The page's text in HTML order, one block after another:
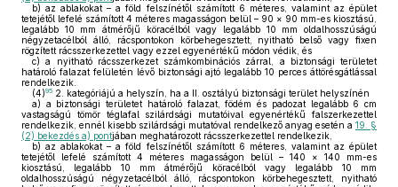
b) az ablakokat – a föld felszínétől számított 6 méteres, valamint az épület
tetejétől lefelé számított 4 méteres magasságon belül – 90 × 90 mm-es kiosztású,
legalább 10 mm átmérőjű köracélból vagy legalább 10 mm oldalhosszúságú
négyzetacélból álló, rácspontokon körbehegesztett, nyitható belső vagy fixen
rögzített rácsszerkezettel vagy ezzel egyenértékű módon védik, és
c) a nyitható rácsszerkezet számkombinációs zárral, a biztonsági területet
határoló falazat felületén lévő biztonsági ajtó legalább 10 perces áttörésgátlással
rendelkezik.
(4)95 2. kategóriájú a helyszín, ha a II. osztályú biztonsági terület helyszínén
a) a biztonsági területet határoló falazat, födém és padozat legalább 6 cm
vastagságú tömör téglafal szilárdsági mutatóival egyenértékű falszerkezettel
rendelkezik, ennél kisebb szilárdsági mutatóval rendelkező anyag esetén a 19. §
(2) bekezdés a) pontjában meghatározott rácsszerkezettel rendelkezik,
b) az ablakokat – a föld felszínétől számított 6 méteres, valamint az épület
tetejétől lefelé számított 4 méteres magasságon belül – 140 × 140 mm-es
kiosztású, legalább 10 mm átmérőjű köracélból vagy legalább 10 mm
oldalhosszúságú négyzetacélból álló, rácspontokon körbehegesztett, nyitható